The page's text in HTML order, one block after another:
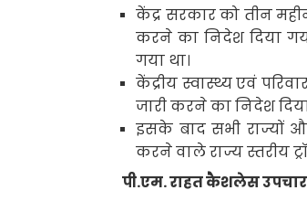
केंद्र सरकार को तीन
करने का निदेश दिया
गया था।
केंद्रीय स्वास्थ्य एवं
जारी करने का निदेश
इसके बाद सभी राज्यों
करने वाले राज्य स्तरीय
पी.एम.राहत कैशलेस